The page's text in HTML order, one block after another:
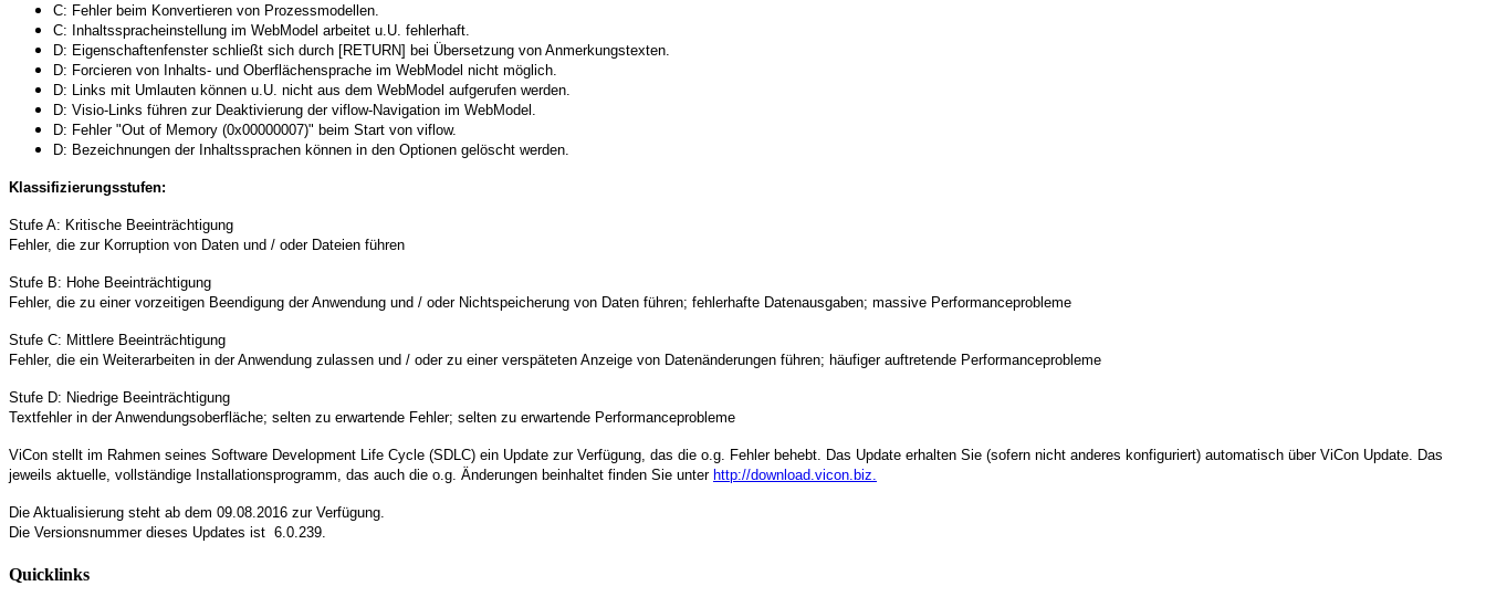
C: Fehler beim Konvertieren von Prozessmodellen.
C: Inhaltsspracheinstellung im WebModel arbeitet u.U. fehlerhaft.
D: Eigenschaftenfenster schließt sich durch [RETURN] bei Übersetzung von Anmerkungstexten.
D: Forcieren von Inhalts- und Oberflächensprache im WebModel nicht möglich.
D: Links mit Umlauten können u.U. nicht aus dem WebModel aufgerufen werden.
D: Visio-Links führen zur Deaktivierung der viflow-Navigation im WebModel.
D: Fehler "Out of Memory (0x00000007)" beim Start von viflow.
D: Bezeichnungen der Inhaltssprachen können in den Optionen gelöscht werden.
Klassifizierungsstufen:
Stufe A: Kritische Beeinträchtigung
Fehler, die zur Korruption von Daten und / oder Dateien führen
Stufe B: Hohe Beeinträchtigung
Fehler, die zu einer vorzeitigen Beendigung der Anwendung und / oder Nichtspeicherung von Daten führen; fehlerhafte Datenausgaben; massive Performanceprobleme
Stufe C: Mittlere Beeinträchtigung
Fehler, die ein Weiterarbeiten in der Anwendung zulassen und / oder zu einer verspäteten Anzeige von Datenänderungen führen; häufiger auftretende Performanceprobleme
Stufe D: Niedrige Beeinträchtigung
Textfehler in der Anwendungsoberfläche; selten zu erwartende Fehler; selten zu erwartende Performanceprobleme
ViCon stellt im Rahmen seines Software Development Life Cycle (SDLC) ein Update zur Verfügung, das die o.g. Fehler behebt. Das Update erhalten Sie (sofern nicht anderes konfiguriert) automatisch über ViCon Update. Das
jeweils aktuelle, vollständige Installationsprogramm, das auch die o.g. Änderungen beinhaltet finden Sie unter http://download.vicon.biz.
Die Aktualisierung steht ab dem 09.08.2016 zur Verfügung.
Die Versionsnummer dieses Updates ist 6.0.239.
Quicklinks